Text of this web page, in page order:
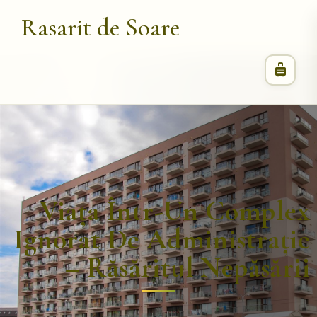
Rasarit de Soare
Viața Într-Un Complex
Ignorat De Administrație
– Răsăritul Nepăsării